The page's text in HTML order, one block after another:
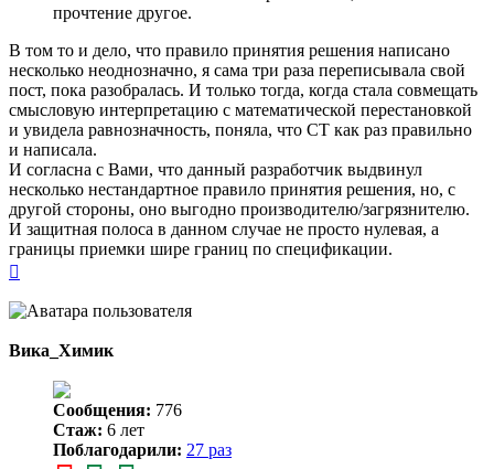
прочтение другое.
В том то и дело, что правило принятия решения написано
несколько неоднозначно, я сама три раза переписывала свой
пост, пока разобралась. И только тогда, когда стала совмещать
смысловую интерпретацию с математической перестановкой
и увидела равнозначность, поняла, что СТ как раз правильно
и написала.
И согласна с Вами, что данный разработчик выдвинул
несколько нестандартное правило принятия решения, но, с
другой стороны, оно выгодно производителю/загрязнителю.
И защитная полоса в данном случае не просто нулевая, а
границы приемки шире границ по спецификации.
началу
Вика_Химик
Сообщения: 776
Стаж: 6 лет
Поблагодарили: 27 раз